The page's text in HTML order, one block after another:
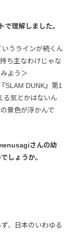
理解しました。
いうラインが続くん
ち主なわけじゃな
よう＞
SLAM DUNK』第1
る気とかはないん
景色が浮かんで
さんの幼
しょうか。
、日本のいわゆる